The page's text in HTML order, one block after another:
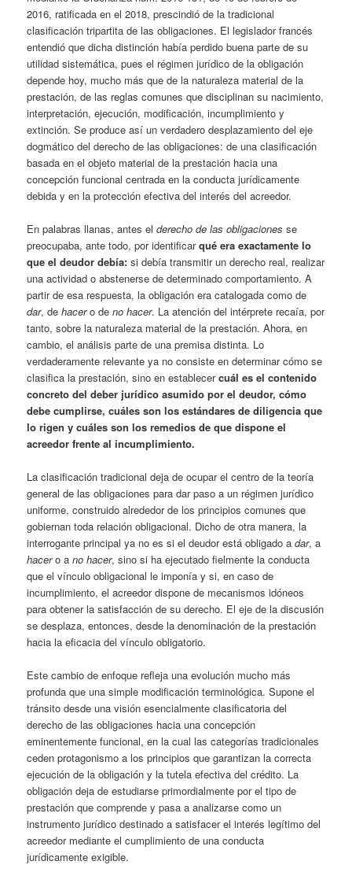
2016, ratificada en el 2018, prescindió de la tradicional
clasificación tripartita de las obligaciones. El legislador francés
entendió que dicha distinción había perdido buena parte de su
utilidad sistemática, pues el régimen jurídico de la obligación
depende hoy, mucho más que de la naturaleza material de la
prestación, de las reglas comunes que disciplinan su nacimiento,
interpretación, ejecución, modificación, incumplimiento y
extinción. Se produce así un verdadero desplazamiento del eje
dogmático del derecho de las obligaciones: de una clasificación
basada en el objeto material de la prestación hacia una
concepción funcional centrada en la conducta jurídicamente
debida y en la protección efectiva del interés del acreedor.
En palabras llanas, antes elderecho de las obligaciones se
preocupaba, ante todo, por identificarqué era exactamente lo
que el deudor debía: si debía transmitir un derecho real, realizar
una actividad o abstenerse de determinado comportamiento. A
partir de esa respuesta, la obligación era catalogada como de
dar, dehacero deno hacer. La atención del intérprete recaía, por
tanto, sobre la naturaleza material de la prestación. Ahora, en
cambio, el análisis parte de una premisa distinta. Lo
verdaderamente relevante ya no consiste en determinar cómo se
clasifica la prestación, sino en establecercuál es el contenido
concreto del deber jurídico asumido por el deudor, cómo
debe cumplirse, cuáles son los estándares de diligencia que
lo rigen y cuáles son los remedios de que dispone el
acreedor frente al incumplimiento.
La clasificación tradicional deja de ocupar el centro de la teoría
general de las obligaciones para dar paso a un régimen jurídico
uniforme, construido alrededor de los principios comunes que
gobiernan toda relación obligacional. Dicho de otra manera, la
interrogante principal ya no es si el deudor está obligado adar, a
hacero ano hacer, sino si ha ejecutado fielmente la conducta
que el vínculo obligacional le imponía y si, en caso de
incumplimiento, el acreedor dispone de mecanismos idóneos
para obtener la satisfacción de su derecho. El eje de la discusión
se desplaza, entonces, desde la denominación de la prestación
hacia la eficacia del vínculo obligatorio.
Este cambio de enfoque refleja una evolución mucho más
profunda que una simple modificación terminológica. Supone el
tránsito desde una visión esencialmente clasificatoria del
derecho de las obligaciones hacia una concepción
eminentemente funcional, en la cual las categorías tradicionales
ceden protagonismo a los principios que garantizan la correcta
ejecución de la obligación y la tutela efectiva del crédito. La
obligación deja de estudiarse primordialmente por el tipo de
prestación que comprende y pasa a analizarse como un
instrumento jurídico destinado a satisfacer el interés legítimo del
acreedor mediante el cumplimiento de una conducta
jurídicamente exigible.